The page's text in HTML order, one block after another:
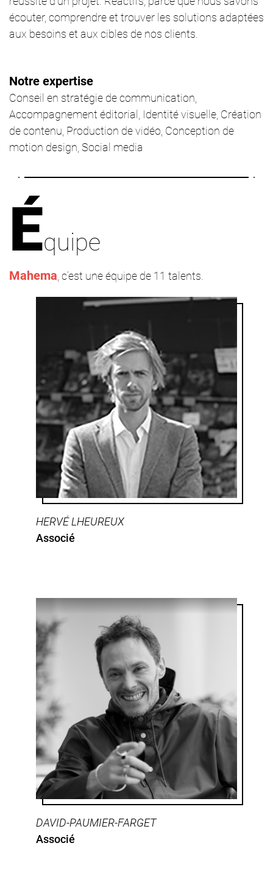
écouter, comprendre et trouver les solutions adaptées
aux besoins et aux cibles de nos clients.
Notre expertise
Conseil en stratégie de communication,
Accompagnement éditorial, Identité visuelle, Création
de contenu, Production de vidéo, Conception de
motion design, Social media
Équipe
Mahema , c’est une équipe de 11 talents.
HERVÉ LHEUREUX
Associé
DAVID-PAUMIER-FARGET
Associé